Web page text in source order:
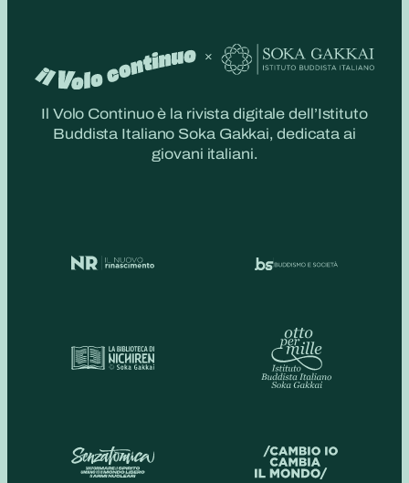
Il Volo Continuo è la rivista digitale dell’Istituto
Buddista Italiano Soka Gakkai, dedicata ai
giovani italiani.